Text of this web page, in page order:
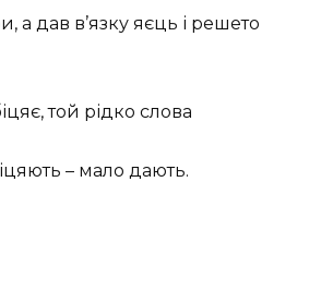
а дав в’язку яєць і решето
той рідко слова
– мало дають.